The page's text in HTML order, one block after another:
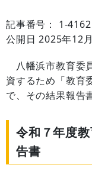
記事番号： 1-4162
公開日 2025年12
八幡浜市教育委
資するため「教育
で、その結果報告
令和７年度
告書